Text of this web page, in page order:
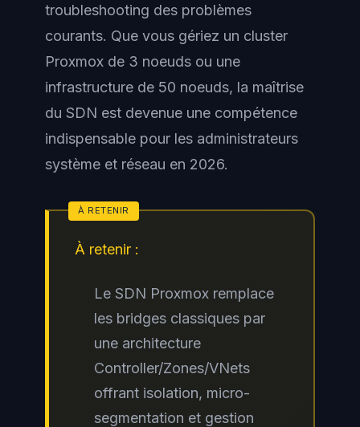
troubleshooting des problèmes
courants. Que vous gériez un cluster
Proxmox de 3 noeuds ou une
infrastructure de 50 noeuds, la maîtrise
du SDN est devenue une compétence
indispensable pour les administrateurs
système et réseau en 2026.
À retenir :
Le SDN Proxmox remplace
les bridges classiques par
une architecture
Controller/Zones/VNets
offrant isolation, micro-
segmentation et gestion